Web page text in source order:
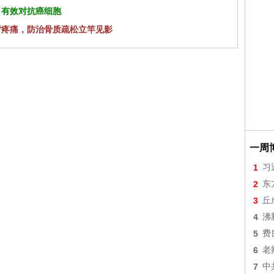
效对抗癌细胞
痛，防治骨质疏松立竿见影
一周
1 习
2 东
3
4 沸
5 费
6 老
7 中